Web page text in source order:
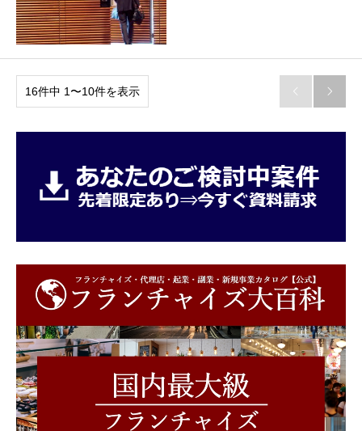
16件中 1〜10件を表示  